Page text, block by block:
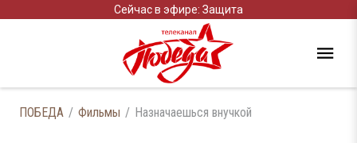
Сейчас в эфире: Защита
ПОБЕДА Фильмы Назначаешься внучкой